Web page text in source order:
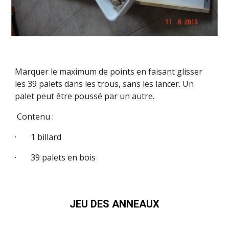
Marquer le maximum de points en faisant glisser
les 39 palets dans les trous, sans les lancer. Un
palet peut être poussé par un autre.
Contenu :
· 1 billard
· 39 palets en bois
JEU DES ANNEAUX